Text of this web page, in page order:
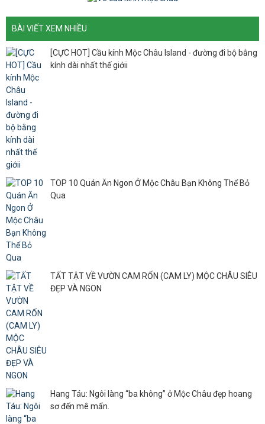
BÀI VIẾT XEM NHIỀU
[CỰC HOT] Cầu kính Mộc Châu Island - đường đi bộ bằng
kính dài nhất thế giớii
TOP 10 Quán Ăn Ngon Ở Mộc Châu Bạn Không Thể Bỏ
Qua
TẤT TẬT VỀ VƯỜN CAM RỐN (CAM LY) MỘC CHÂU SIÊU
ĐẸP VÀ NGON
Hang Táu: Ngôi làng “ba không” ở Mộc Châu đẹp hoang
sơ đến mê mẩn.